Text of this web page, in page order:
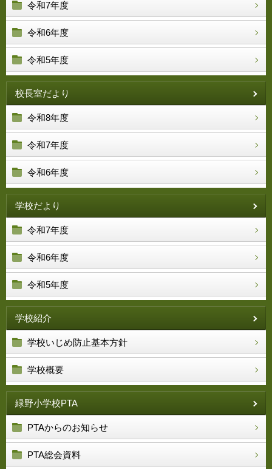
令和7年度
令和6年度
令和5年度
校長室だより
令和8年度
令和7年度
令和6年度
学校だより
令和7年度
令和6年度
令和5年度
学校紹介
学校いじめ防止基本方針
学校概要
緑野小学校PTA
PTAからのお知らせ
PTA総会資料